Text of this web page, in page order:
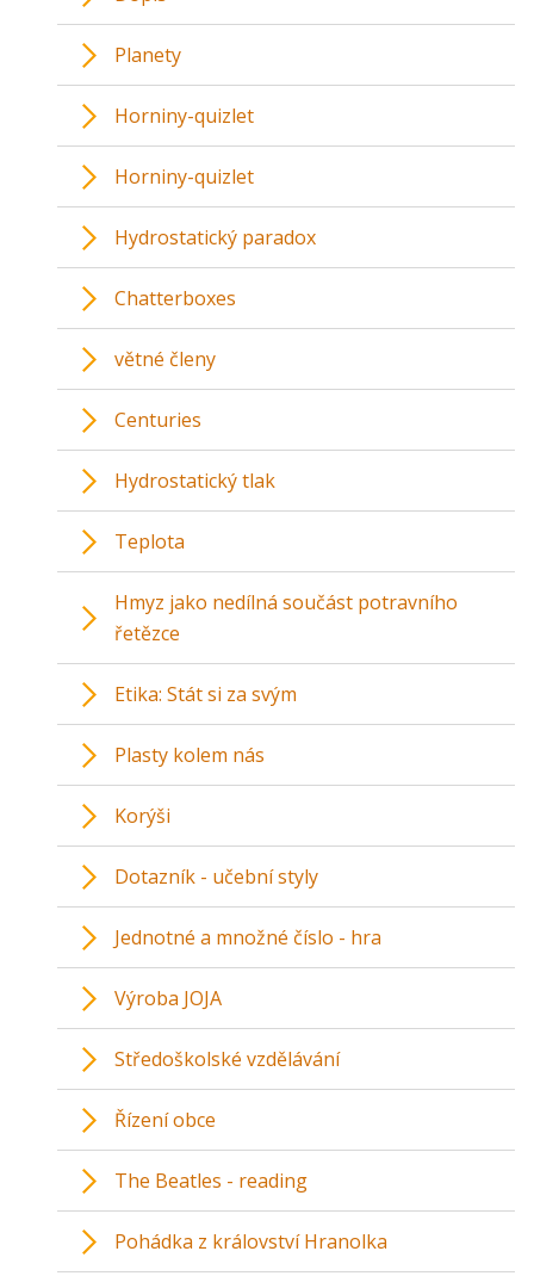
Planety
Horniny-quizlet
Horniny-quizlet
Hydrostatický paradox
Chatterboxes
větné členy
Centuries
Hydrostatický tlak
Teplota
Hmyz jako nedílná součást potravního
řetězce
Etika: Stát si za svým
Plasty kolem nás
Korýši
Dotazník - učební styly
Jednotné a množné číslo - hra
Výroba JOJA
Středoškolské vzdělávání
Řízení obce
The Beatles - reading
Pohádka z království Hranolka